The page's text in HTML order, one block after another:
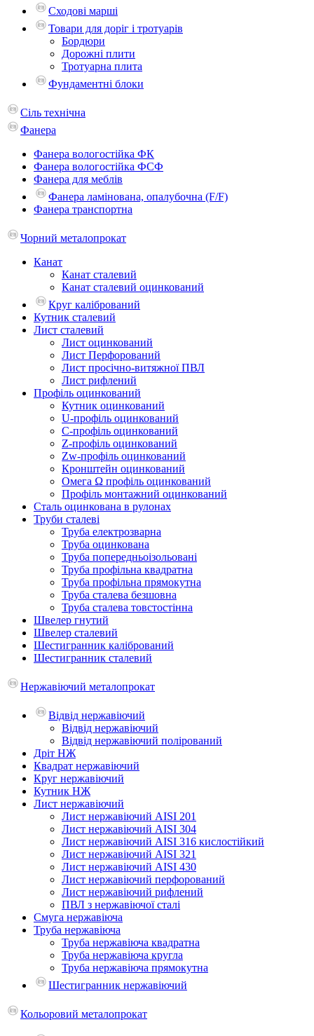
Сходові марші
Товари для доріг і тротуарів
Бордюри
Дорожні плити
Тротуарна плита
Фундаментні блоки
Сіль технічна
Фанера
Фанера вологостійка ФК
Фанера вологостійка ФСФ
Фанера для меблів
Фанера ламінована, опалубочна (F/F)
Фанера транспортна
Чорний металопрокат
Канат
Канат сталевий
Канат сталевий оцинкований
Круг калібрований
Кутник сталевий
Лист сталевий
Лист оцинкований
Лист Перфорований
Лист просічно-витяжної ПВЛ
Лист рифлений
Профіль оцинкований
Кутник оцинкований
U-профіль оцинкований
С-профіль оцинкований
Z-профіль оцинкований
Zw-профіль оцинкований
Кронштейн оцинкований
Омега Ω профіль оцинкований
Профіль монтажний оцинкований
Сталь оцинкована в рулонах
Труби сталеві
Труба електрозварна
Труба оцинкована
Труба попередньоізольовані
Труба профільна квадратна
Труба профільна прямокутна
Труба сталева безшовна
Труба сталева товстостінна
Швелер гнутий
Швелер сталевий
Шестигранник калібрований
Шестигранник сталевий
Нержавіючий металопрокат
Відвід нержавіючий
Відвід нержавіючий
Відвід нержавіючий полірований
Дріт НЖ
Квадрат нержавіючий
Круг нержавіючий
Кутник НЖ
Лист нержавіючий
Лист нержавіючий AISI 201
Лист нержавіючий AISI 304
Лист нержавіючий AISI 316 кислостійкий
Лист нержавіючий AISI 321
Лист нержавіючий AISI 430
Лист нержавіючий перфорований
Лист нержавіючий рифлений
ПВЛ з нержавіючої сталі
Смуга нержавіюча
Труба нержавіюча
Труба нержавіюча квадратна
Труба нержавіюча кругла
Труба нержавіюча прямокутна
Шестигранник нержавіючий
Кольоровий металопрокат